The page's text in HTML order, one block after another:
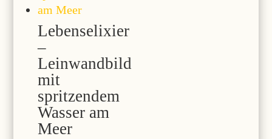
Lebenselixier
–
Leinwandbild
mit
spritzendem
Wasser am
Meer